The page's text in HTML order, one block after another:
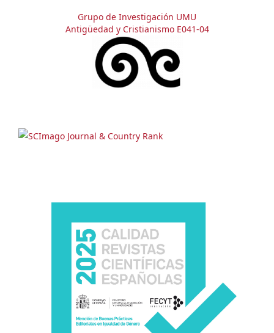
Grupo de Investigación UMU
Antigüedad y Cristianismo E041-04